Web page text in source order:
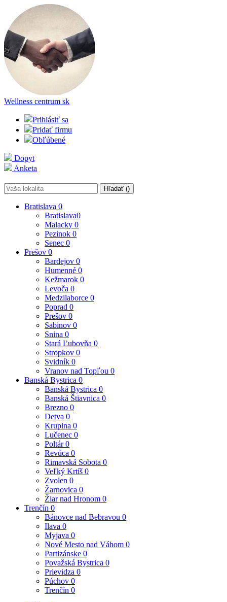
Wellness centrum sk
Prihlásiť sa
Pridať firmu
Obľúbené
Dopyt
Anketa
Hľadať ()
Bratislava 0
Bratislava0
Malacky 0
Pezinok 0
Senec 0
Prešov 0
Bardejov 0
Humenné 0
Kežmarok 0
Levoča 0
Medzilaborce 0
Poprad 0
Prešov 0
Sabinov 0
Snina 0
Stará Ľubovňa 0
Stropkov 0
Svidník 0
Vranov nad Topľou 0
Banská Bystrica 0
Banská Bystrica 0
Banská Štiavnica 0
Brezno 0
Detva 0
Krupina 0
Lučenec 0
Poltár0
Revúca 0
Rimavská Sobota 0
Veľký Krtíš 0
Zvolen 0
Žarnovica 0
Žiar nad Hronom 0
Trenčín 0
Bánovce nad Bebravou 0
Ilava 0
Myjava 0
Nové Mesto nad Váhom 0
Partizánske 0
Považská Bystrica 0
Prievidza 0
Púchov 0
Trenčín 0